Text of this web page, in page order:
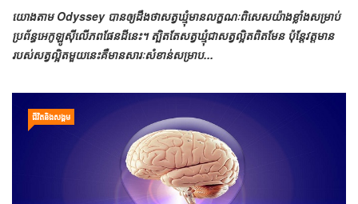
យោងតាម Odyssey បានឲ្យដឹងថាសត្វឃ្មុំមានលក្ខណៈពិសេសយ៉ាងខ្លាំងសម្រាប់
ប្រព័ន្ធអេកូឡូស៊ីលើភពផែនដីនេះ។ ត្បិតតែសត្វឃ្មុំជាសត្វល្អិតពិតមែន ប៉ុន្តែវត្តមាន
របស់សត្វល្អិតមួយនេះគឺមានសារៈសំខាន់សម្រាប...
ជីវិតនិងសង្គម